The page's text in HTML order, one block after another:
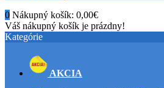
0 Nákupný košík: 0,00€
Váš nákupný košík je prázdny!
Kategórie
AKCIA